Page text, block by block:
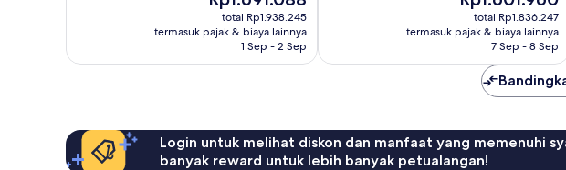
sekarang
Rp1.691.088
total Rp1.938.245
termasuk pajak & biaya lainnya
1 Sep - 2 Sep
sekarang
Rp1.601.960
total Rp1.836.247
termasuk pajak & biaya lainnya
7 Sep - 8 Sep
Login untuk melihat diskon dan manfaat yang memenuhi
banyak reward untuk lebih banyak petualangan!